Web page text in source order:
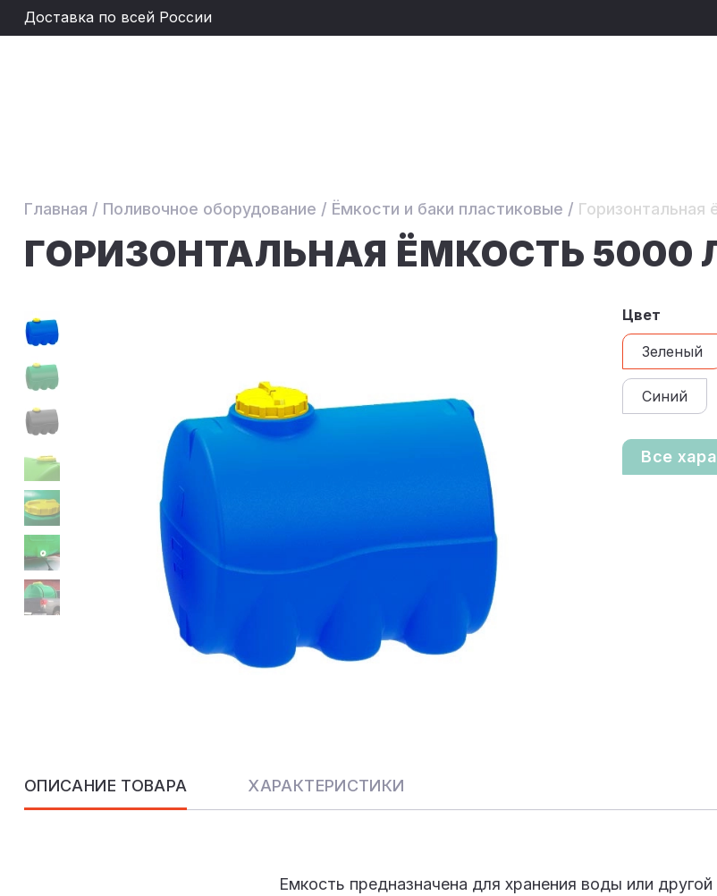
Доставка по всей России
Главная / Поливочное оборудование / Ёмкости и баки пластиковые /
ГОРИЗОНТАЛЬНАЯ ЁМКОСТЬ 5000
Цвет
Зеленый
Синий
Все
ОПИСАНИЕ ТОВАРА ХАРАКТЕРИСТИКИ
Емкость предназначена для хранения воды или